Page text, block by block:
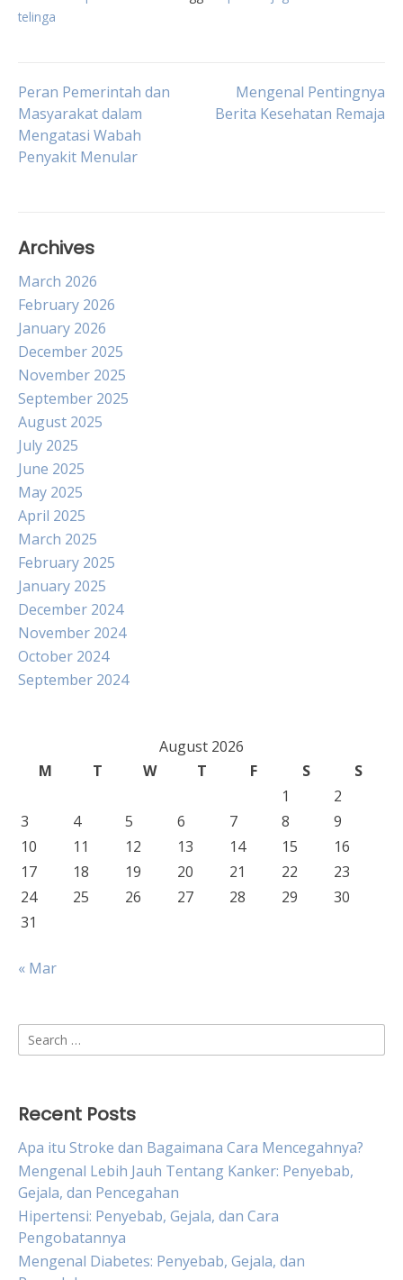
telinga
Post
navigation
Peran Pemerintah dan
Masyarakat dalam
Mengatasi Wabah
Penyakit Menular
Mengenal Pentingnya
Berita Kesehatan Remaja
Archives
March 2026
February 2026
January 2026
December 2025
November 2025
September 2025
August 2025
July 2025
June 2025
May 2025
April 2025
March 2025
February 2025
January 2025
December 2024
November 2024
October 2024
September 2024
August 2026
M
T W T F S
S
1
2
3
4 5 6 7 8
9
10
11 12 13 14 15
16
17
18 19 20 21 22
23
24
25 26 27 28 29
30
31
« Mar
Search
for:
Recent Posts
Apa itu Stroke dan Bagaimana Cara Mencegahnya?
Mengenal Lebih Jauh Tentang Kanker: Penyebab,
Gejala, dan Pencegahan
Hipertensi: Penyebab, Gejala, dan Cara
Pengobatannya
Mengenal Diabetes: Penyebab, Gejala, dan